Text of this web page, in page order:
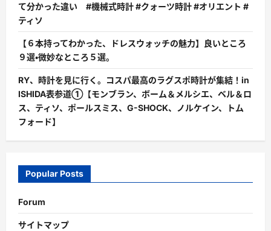
て分かった違い #機械式時計 #クォーツ時計 #オリエント #
ティソ
【６本持ってわかった、ドレスウォッチの魅力】良いところ
９選・微妙なところ５選。
RY、時計を見に行く。コスパ最高のラグスポ時計が集結！in
ISHIDA表参道①【モンブラン、ボーム＆メルシエ、ベル＆ロ
ス、ティソ、ポールスミス、G-SHOCK、ノルケイン、トム
フォード】
Popular Posts
Forum
サイトマップ